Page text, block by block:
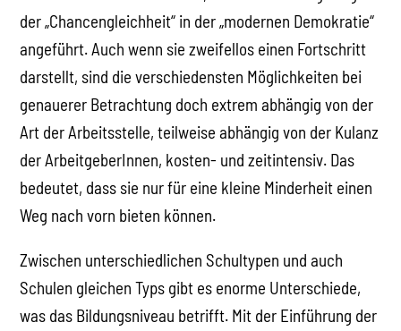
der „Chancengleichheit“ in der „modernen Demokratie“
angeführt. Auch wenn sie zweifellos einen Fortschritt
darstellt, sind die verschiedensten Möglichkeiten bei
genauerer Betrachtung doch extrem abhängig von der
Art der Arbeitsstelle, teilweise abhängig von der Kulanz
der ArbeitgeberInnen, kosten- und zeitintensiv. Das
bedeutet, dass sie nur für eine kleine Minderheit einen
Weg nach vorn bieten können.
Zwischen unterschiedlichen Schultypen und auch
Schulen gleichen Typs gibt es enorme Unterschiede,
was das Bildungsniveau betrifft. Mit der Einführung der